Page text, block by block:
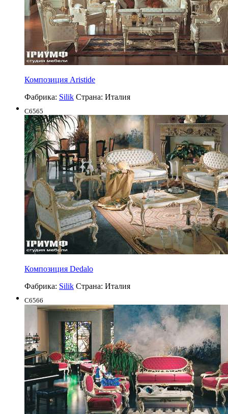
Композиция Aristide
Фабрика: Silik Страна: Италия
C6565
Композиция Dedalo
Фабрика: Silik Страна: Италия
C6566